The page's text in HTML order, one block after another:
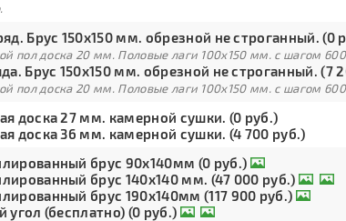
Брус 150х150 мм. обрезной не строганный. (0
пол доска 20 мм. Половые лаги 100х150 мм. с шагом
Брус 150х150 мм. обрезной не строганный. (7
пол доска 20 мм. Половые лаги 100х150 мм. с шагом
доска 27 мм. камерной сушки. (0 руб.)
доска 36 мм. камерной сушки. (4 700 руб.)
брус 90х140мм (0 руб.)
брус 140х140 мм. (47 000 руб.)
брус 190х140мм (117 900 руб.)
угол (бесплатно) (0 руб.)